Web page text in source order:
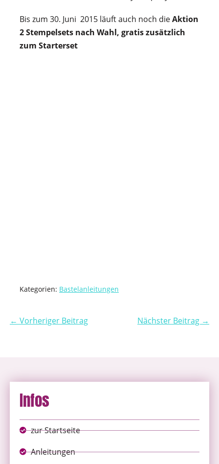
Bis zum 30. Juni 2015 läuft auch noch dieAktion
2 Stempelsets nach Wahl, gratis zusätzlich
zum Starterset
Kategorien: Bastelanleitungen
← Vorheriger Beitrag Nächster Beitrag →
Infos
zur Startseite
Anleitungen